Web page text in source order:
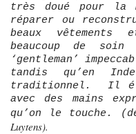
très doué pour la
réparer ou
beaux
beaucoup de
‘gentleman’
tandis qu’en
traditionnel. Il
avec des mains
qu’on le touche.
Luytens).